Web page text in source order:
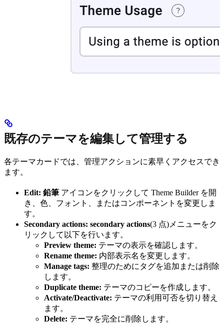
既存のテーマを編集して管理する
各テーマカードでは、管理アクションに素早くアクセスでき
ます。
Edit: 鉛筆 アイコンをクリックして Theme Builder を開
き、色、フォント、またはコンポーネントを変更しま
す。
Secondary actions: secondary actions(3 点)メニューをク
リックして以下を行います。
Preview theme: テーマの表示を確認します。
Rename theme: 内部表示名を変更します。
Manage tags: 整理のためにタグを追加または削除
します。
Duplicate theme: テーマのコピーを作成します。
Activate/Deactivate: テーマの利用可否を切り替え
ます。
Delete: テーマを完全に削除します。